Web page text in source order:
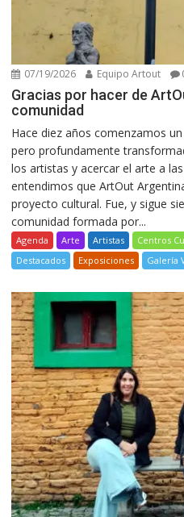
07/19/2026 Equipo Artout
Gracias por hacer de
comunidad
Hace diez años comenzamos
pero profundamente
los artistas y acercar el arte a
entendimos que ArtOut
proyecto cultural. Fue, y sigue
comunidad formada por...
Agenda Arte Artistas Centros
Destacados
Exposiciones Galería